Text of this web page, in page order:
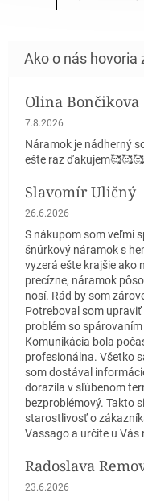
Olina Bončikova
Hodnotenie obchodu je
7.8.2026
Náramok je nádherný
ešte raz ďakujem🥰🥰🥰
Slavomír Uličný
Hodnotenie obchodu je
26.6.2026
S nákupom som veľmi
šnúrkový náramok s
vyzerá ešte krajšie ako
precízne, náramok
nosí. Rád by som
Potreboval som upraviť
problém so
Komunikácia bola
profesionálna. Všetko
som dostával
dorazila v sľúbenom
bezproblémový. Takto
starostlivosť o
Vassago a určite u Vás
Radoslava
Hodnotenie obchodu je
23.6.2026